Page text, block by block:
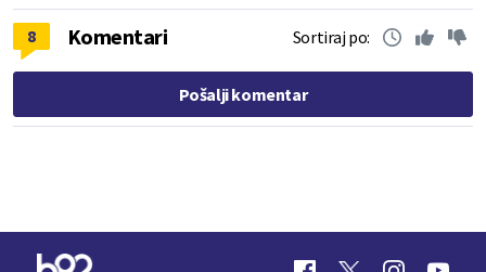
8 Komentari Sortiraj po:
Pošalji komentar